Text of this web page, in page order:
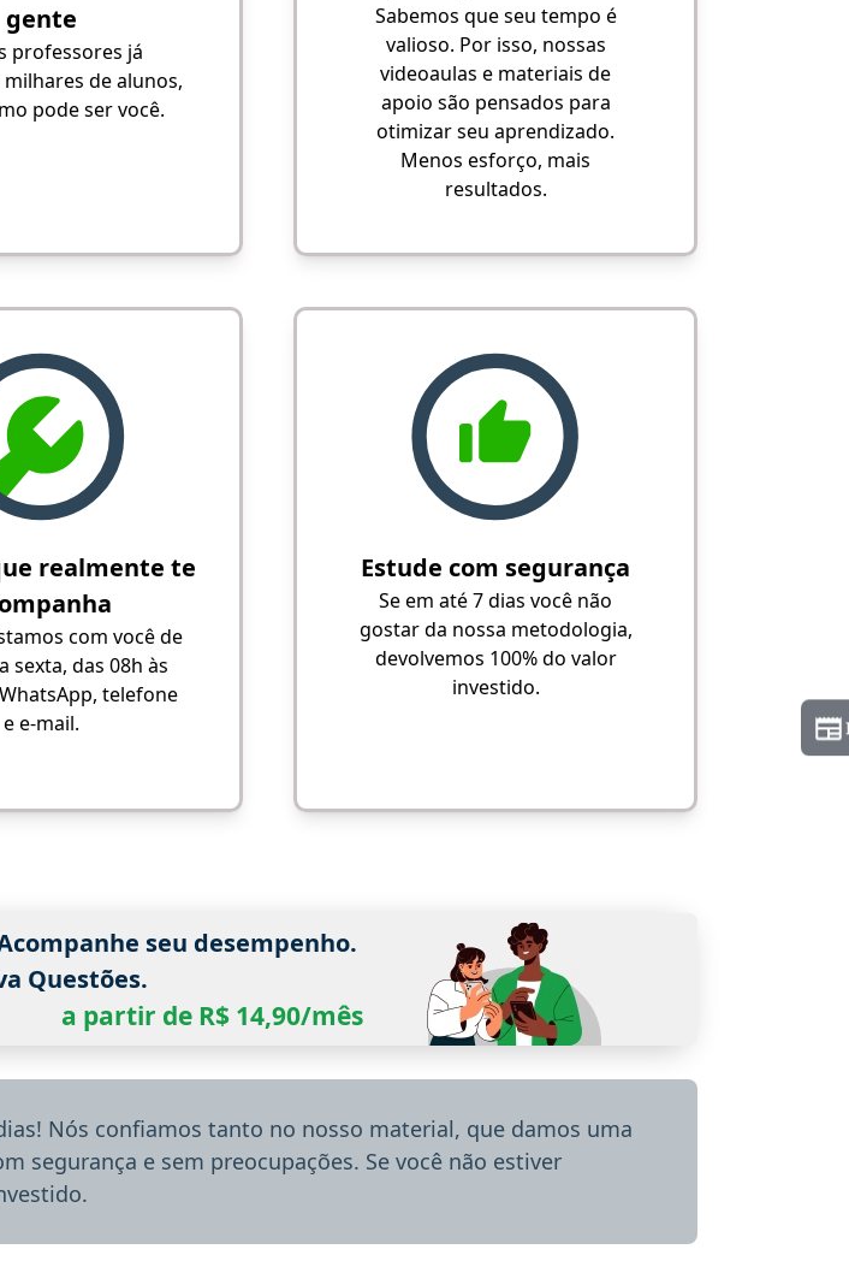
gente
professores já
de alunos,
pode ser você.
Sabemos que seu tempo é
valioso. Por isso, nossas
videoaulas e materiais de
apoio são pensados para
otimizar seu aprendizado.
Menos esforço, mais
resultados.
realmente te
com você de
sexta, das 08h às
telefone
e e-mail.
Estude com segurança
Se em até 7 dias você não
gostar da nossa metodologia,
devolvemos 100% do valor
investido.
seu desempenho.
Questões.
a partir de R$ 14,90/mês
Nós confiamos tanto no nosso material, que damos uma
segurança e sem preocupações. Se você não estiver